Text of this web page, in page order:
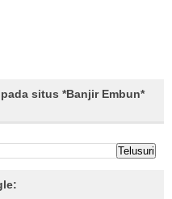
situs *Banjir Embun*